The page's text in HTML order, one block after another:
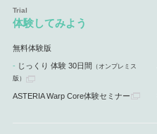
体験してみよう
無料体験版
じっくり 体験 30日間 （オンプレミス
版）
ASTERIA Warp Core体験セミナー